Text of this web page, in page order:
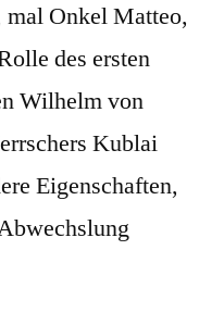
Onkel Matteo,
des ersten
Wilhelm von
Kublai
Eigenschaften,